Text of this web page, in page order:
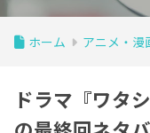
ホーム アニメ・漫
ドラマ『ワタ